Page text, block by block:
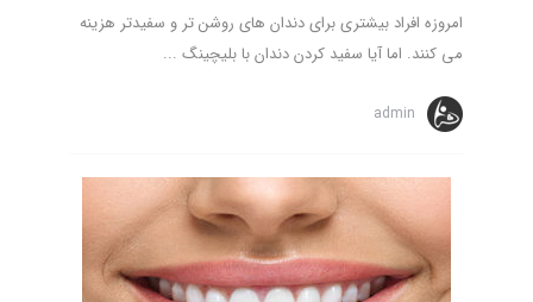
امروزه افراد بیشتری برای دندان های روشن تر و سفیدتر هزینه
می کنند. اما آیا سفید کردن دندان با بلیچینگ ...
admin